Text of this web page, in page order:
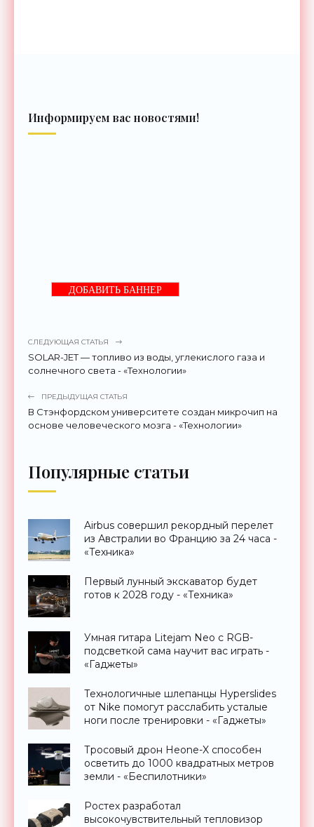
Информируем вас новостями!
ДОБАВИТЬ БАННЕР
СЛЕДУЮЩАЯ СТАТЬЯ
SOLAR-JET — топливо из воды, углекислого газа и
солнечного света - «Технологии»
ПРЕДЫДУЩАЯ СТАТЬЯ
В Стэнфордском университете создан микрочип на
основе человеческого мозга - «Технологии»
Популярные статьи
Airbus совершил рекордный перелет
из Австралии во Францию за 24 часа -
«Техника»
Первый лунный экскаватор будет
готов к 2028 году - «Техника»
Умная гитара Litejam Neo с RGB-
подсветкой сама научит вас играть -
«Гаджеты»
Технологичные шлепанцы Hyperslides
от Nike помогут расслабить усталые
ноги после тренировки - «Гаджеты»
Тросовый дрон Heone-X способен
осветить до 1000 квадратных метров
земли - «Беспилотники»
Ростех разработал
высокочувствительный тепловизор